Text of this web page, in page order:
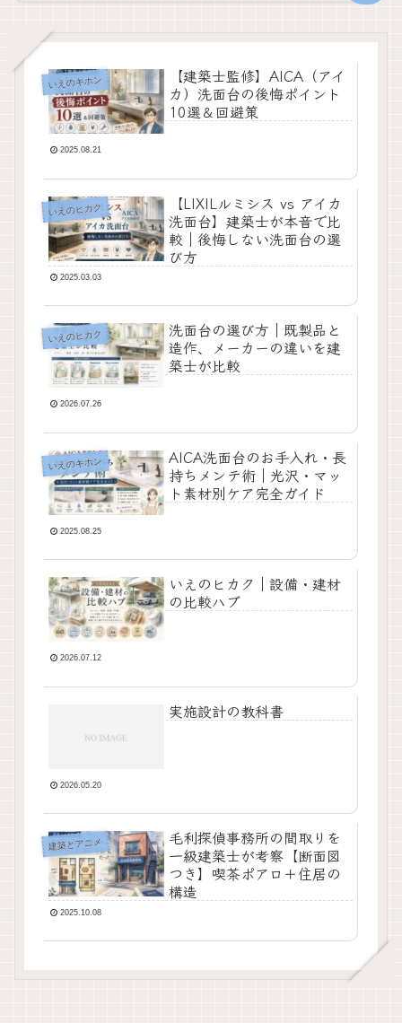
いえのキホン
【建築士監修】AICA（アイ
カ）洗面台の後悔ポイント
10選＆回避策
2025.08.21
いえのヒカク
【LIXILルミシス vs アイカ
洗面台】建築士が本音で比
較｜後悔しない洗面台の選
び方
2025.03.03
いえのヒカク
洗面台の選び方｜既製品と
造作、メーカーの違いを建
築士が比較
2026.07.26
いえのキホン
AICA洗面台のお手入れ・長
持ちメンテ術｜光沢・マッ
ト素材別ケア完全ガイド
2025.08.25
いえのヒカク｜設備・建材
の比較ハブ
2026.07.12
実施設計の教科書
2026.05.20
建築とアニメ
毛利探偵事務所の間取りを
一級建築士が考察【断面図
つき】喫茶ポアロ＋住居の
構造
2025.10.08